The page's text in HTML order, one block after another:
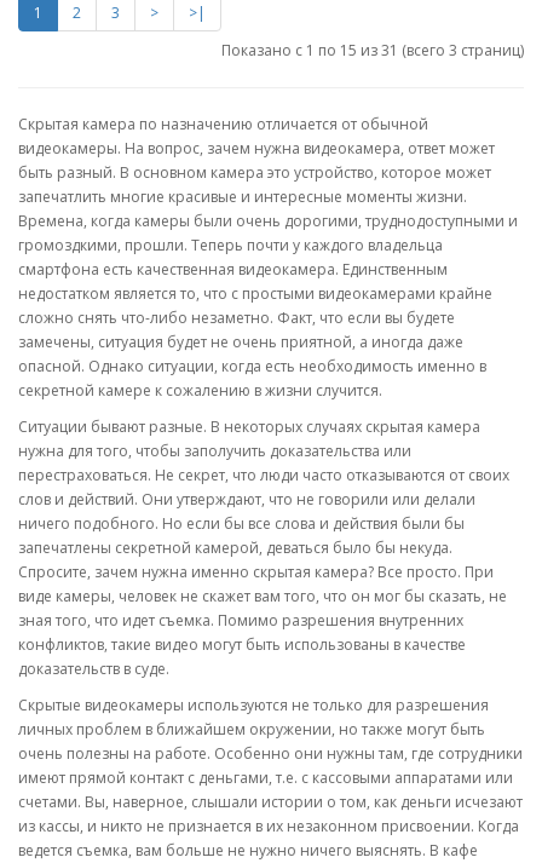
1 2 3 >
>|
Показано с 1 по 15 из 31 (всего 3 страниц)
Скрытая камера по назначению отличается от обычной
видеокамеры. На вопрос, зачем нужна видеокамера, ответ может
быть разный. В основном камера это устройство, которое может
запечатлить многие красивые и интересные моменты жизни.
Времена, когда камеры были очень дорогими, труднодоступными и
громоздкими, прошли. Теперь почти у каждого владельца
смартфона есть качественная видеокамера. Единственным
недостатком является то, что с простыми видеокамерами крайне
сложно снять что-либо незаметно. Факт, что если вы будете
замечены, ситуация будет не очень приятной, а иногда даже
опасной. Однако ситуации, когда есть необходимость именно в
секретной камере к сожалению в жизни случится.
Ситуации бывают разные. В некоторых случаях скрытая камера
нужна для того, чтобы заполучить доказательства или
перестраховаться. Не секрет, что люди часто отказываются от своих
слов и действий. Они утверждают, что не говорили или делали
ничего подобного. Но если бы все слова и действия были бы
запечатлены секретной камерой, деваться было бы некуда.
Спросите, зачем нужна именно скрытая камера? Все просто. При
виде камеры, человек не скажет вам того, что он мог бы сказать, не
зная того, что идет съемка. Помимо разрешения внутренних
конфликтов, такие видео могут быть использованы в качестве
доказательств в суде.
Скрытые видеокамеры используются не только для разрешения
личных проблем в ближайшем окружении, но также могут быть
очень полезны на работе. Особенно они нужны там, где сотрудники
имеют прямой контакт с деньгами, т.е. с кассовыми аппаратами или
счетами. Вы, наверное, слышали истории о том, как деньги исчезают
из кассы, и никто не признается в их незаконном присвоении. Когда
ведется съемка, вам больше не нужно ничего выяснять. В кафе